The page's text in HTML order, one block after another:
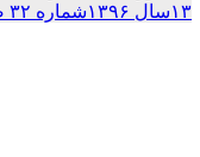
۳۲ صفحات ۴۲-۲۹